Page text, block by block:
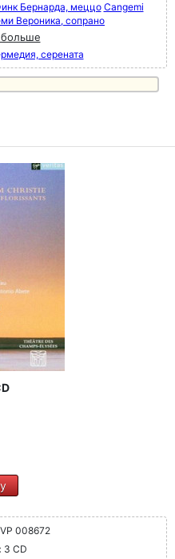
Бернарда, меццо Cangemi
Вероника, сопрано
больше
серената
008672
3 CD